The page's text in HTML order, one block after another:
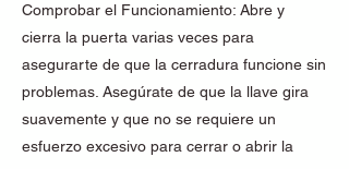
Comprobar el Funcionamiento: Abre y
cierra la puerta varias veces para
asegurarte de que la cerradura funcione sin
problemas. Asegúrate de que la llave gira
suavemente y que no se requiere un
esfuerzo excesivo para cerrar o abrir la